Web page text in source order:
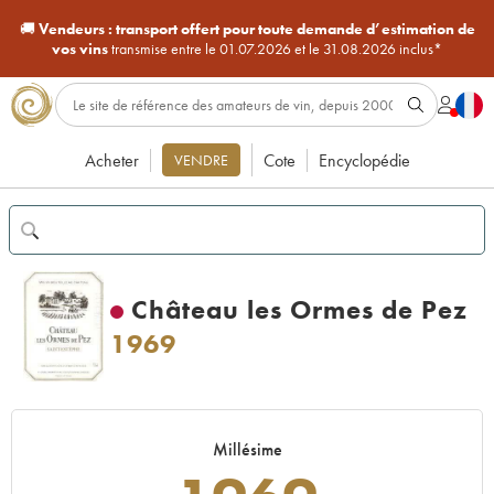
🚚Vendeurs : transport offert pour toute demande d’estimation de
vos vinstransmise entre le 01.07.2026 et le 31.08.2026 inclus*
Acheter VENDRE Cote Encyclopédie
Château les Ormes de Pez
1969
Millésime